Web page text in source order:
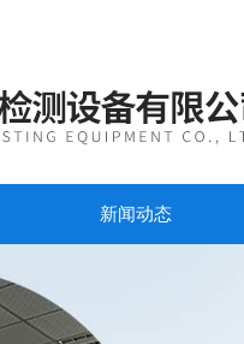
新闻动态